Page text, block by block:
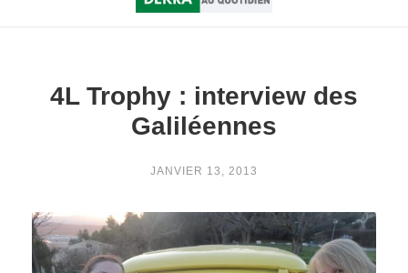
4L Trophy : interview des
Galiléennes
JANVIER 13, 2013